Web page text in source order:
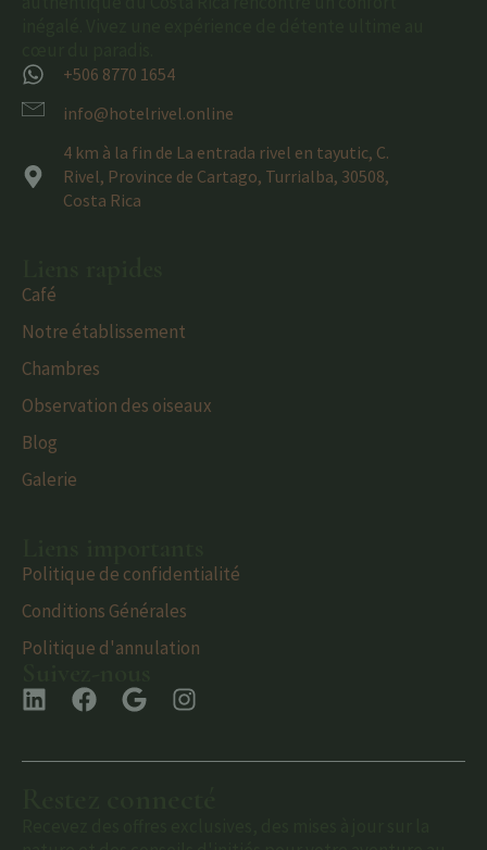
+506 8770 1654
info@hotelrivel.online
4 km à la fin de La entrada rivel en tayutic, C.
Rivel, Province de Cartago, Turrialba, 30508,
Costa Rica
Café
Notre établissement
Chambres
Observation des oiseaux
Blog
Galerie
Politique de confidentialité
Conditions Générales
Politique d'annulation